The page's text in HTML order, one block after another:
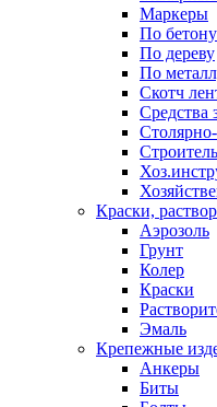
Маркеры
По
По дереву
По
Скотч
Средства
Краски,
Аэрозоль
Грунт
Колер
Краски
Эмаль
Крепежные
Анкеры
Биты